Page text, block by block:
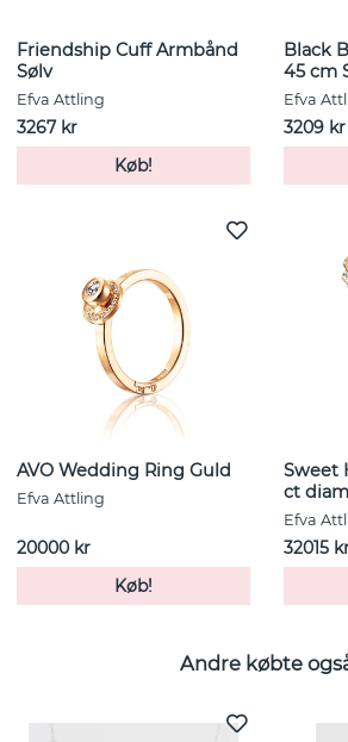
Friendship Cuff Armbånd
Sølv
Efva Attling
3267 kr
Køb!
Black
45 cm
Efva
3209 kr
AVO Wedding Ring Guld
Efva Attling
20000 kr
Køb!
Sweet
ct
Efva
32015
Andre købte